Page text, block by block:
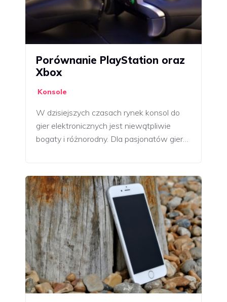
Porównanie PlayStation oraz
Xbox
Konsole
W dzisiejszych czasach rynek konsol do
gier elektronicznych jest niewątpliwie
bogaty i różnorodny. Dla pasjonatów gier…